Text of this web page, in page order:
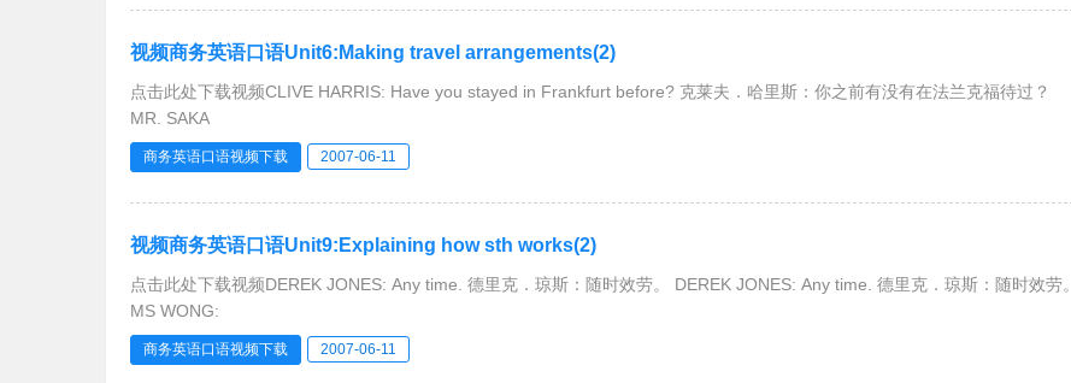
视频商务英语口语Unit6:Making travel arrangements(2)
点击此处下载视频CLIVE HARRIS: Have you stayed in Frankfurt before? 克莱夫．哈里斯：你之前有没有在法兰克福待过？
MR. SAKA
商务英语口语视频下载 2007-06-11
视频商务英语口语Unit9:Explaining how sth works(2)
点击此处下载视频DEREK JONES: Any time. 德里克．琼斯：随时效劳。 DEREK JONES: Any time. 德里克．琼斯：随时效劳。
MS WONG:
商务英语口语视频下载 2007-06-11